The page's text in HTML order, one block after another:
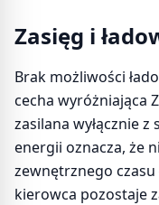
Zasięg i
Brak możliwości
cecha wyróżniająca
zasilana wyłącznie
energii oznacza, że
zewnętrznego czasu
kierowca pozostaje